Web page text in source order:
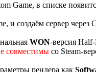
Game, в списке
и создаём сервер через
WON-версия
совместимы со Steam-
рендера как